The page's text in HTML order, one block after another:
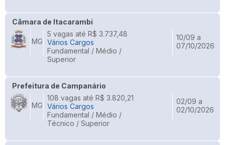
Câmara de Itacarambi
MG
5 vagas até R$ 3.737,48
Vários Cargos
Fundamental / Médio /
Superior
10/09 a
07/10/2026
Prefeitura de Campanário
MG
108 vagas até R$ 3.820,21
Vários Cargos
Fundamental / Médio /
Técnico / Superior
02/09 a
02/10/2026